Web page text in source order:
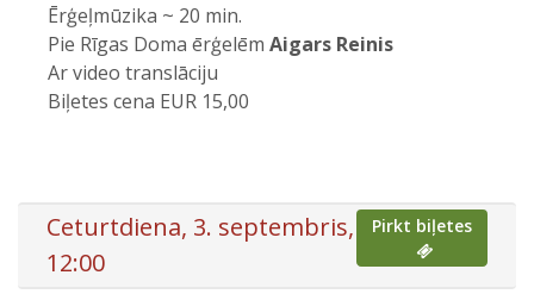
Ērģeļmūzika ~ 20 min.
Pie Rīgas Doma ērģelēm Aigars Reinis
Ar video translāciju
Biļetes cena EUR 15,00
Ceturtdiena, 3. septembris,
12:00
Pirkt biļetes